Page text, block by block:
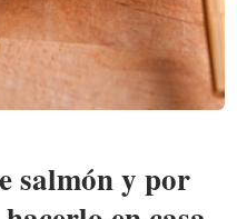
salmón y por